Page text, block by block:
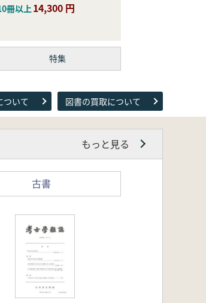
冊以上14,300 円
特集
ついて 図書の買取について
もっと見る
古書